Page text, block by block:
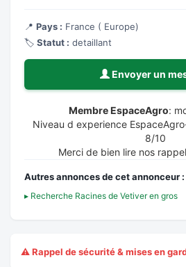
📍 Pays : France ( Europe)
🏷️ Statut : detaillant
Envoyer un
Membre EspaceAgro:
Niveau d experience
8/10
Merci de bien lire nos
Autres annonces de cet annonceur :
▸ Recherche Racines de Vetiver en gros
⚠️ Rappel de sécurité & mises en